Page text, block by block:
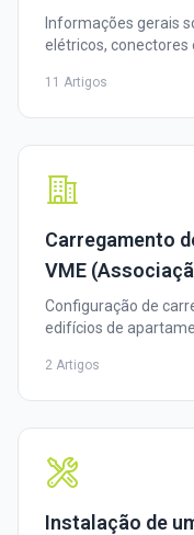
Informações gerais
elétricos, conectores
11 Artigos
Carregamento
VME
Configuração de
edifícios de
2 Artigos
Instalação de